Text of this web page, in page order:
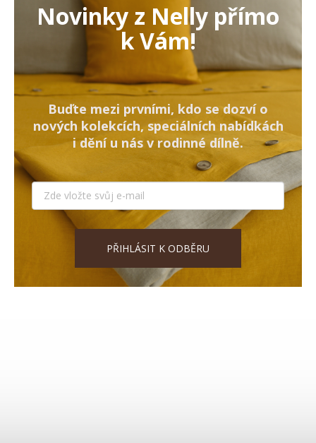
Novinky z Nelly přímo
k Vám!
Buďte mezi prvními, kdo se dozví o
nových kolekcích, speciálních nabídkách
i dění u nás v rodinné dílně.
PŘIHLÁSIT K ODBĚRU